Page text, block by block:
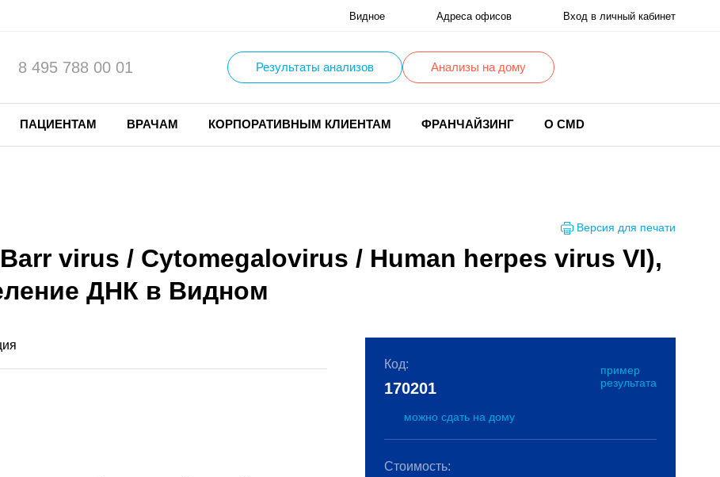
Видное Адреса офисов Вход в личный кабинет
8 495 788 00 01 Результаты анализов Анализы на дому
ПАЦИЕНТАМ ВРАЧАМ КОРПОРАТИВНЫМ КЛИЕНТАМ ФРАНЧАЙЗИНГ О CMD
Версия для печати
virus / Cytomegalovirus / Human herpes virus VI),
ДНК в Видном
Код:
пример
результата
170201
можно сдать на дому
Стоимость: